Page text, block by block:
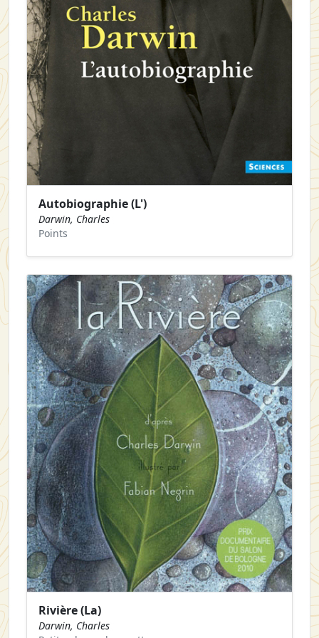
Autobiographie (L')
Darwin, Charles
Points
Rivière (La)
Darwin, Charles